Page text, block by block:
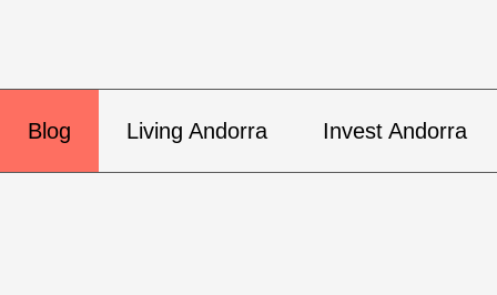
Blog Living Andorra Invest Andorra